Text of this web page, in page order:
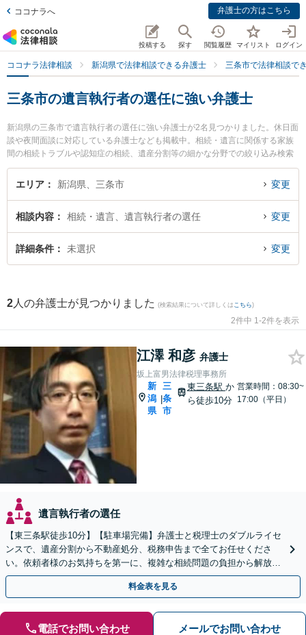
ココナラへ 弁護士の方はこちら
投稿する 探す 閲覧履歴 マイリスト ログイン
ココナラ法律相談 新潟県で法律相談できる弁護士 三条市で法律相談で
三条市の遺言執行者の選任に強い弁護士
新潟県の三条市で遺言執行者の選任に強い弁護士が2名見つかりました。休日面
談や夜間面談に対応している弁護士なども掲載中。相続・遺言に関係する家族
間の相続トラブルや認知症の相続、遺産分割等の細かな分野での絞り込み検索
もでき便利です。特に坂上富男法律税理事務所の江澤 和彦弁護士や弁護士法人
一新総合法律事務所 燕三条事務所の海津 諭弁護士のプロフィール情報や弁護士
トラブル解決の実績豊富な近くの弁護士を検索したい』『初回相談無料で遺言
執行者の選任を法律相談できる三条市内の弁護士に相談予約したい』などでお
困りの相談者さんにおすすめです。
エリア 新潟県、三条市 変更
相談内容 相続・遺言、遺言執行者の選任 変更
詳細条件 未選択 変更
2 人の弁護士が見つかりました (検索結果について詳しくは こちら)
2件中 1-2件を表示
江澤 和彦 弁護士
坂上富男法律税理事務所
新
潟
県
|
三
条
市
東三条駅 か
ら徒歩10分
営業時間：08:30~
17:00（平日）
遺言執行者の選任
【東三条駅徒歩10分】【駐車場完備】弁護士と税理士のダブルライセ
ンスで、遺産分割から不動産処分、税務申告まで全てお任せくださ
い。依頼者様のお気持ちを第一に、複雑な相続問題の負担から解放さ
れ、心からの笑顔を取り戻せるよう尽力します。
料金表を見る
電話でお問い合わせ メールでお問い合わせ